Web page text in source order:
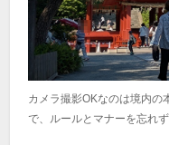
カメラ撮影OKなのは境内の
で、ルールとマナーを忘れ